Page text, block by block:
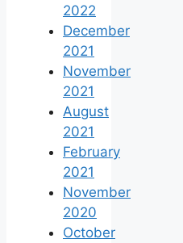
2022
December
2021
November
2021
August
2021
February
2021
November
2020
October